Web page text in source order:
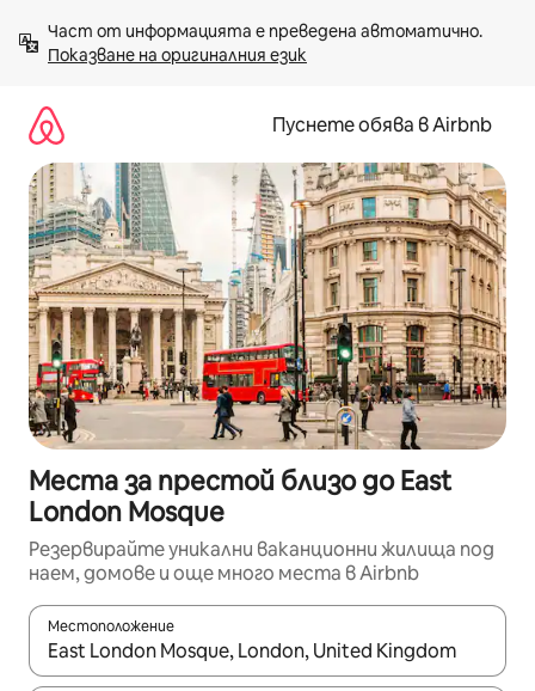
към
съдържанието
Показване на оригиналния език
Пуснете обява в Airbnb
Места за престой близо до East
London Mosque
Резервирайте уникални ваканционни жилища под
наем, домове и още много места в Airbnb
Местоположение
Когато резултатите се покажат, използвайте